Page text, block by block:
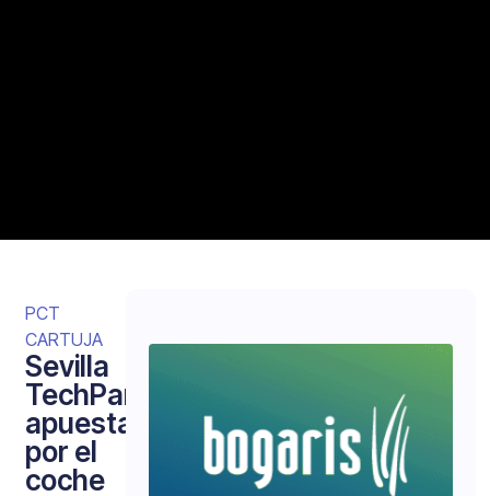
PCT
CARTUJA
Sevilla
TechPark
apuesta
por el
coche